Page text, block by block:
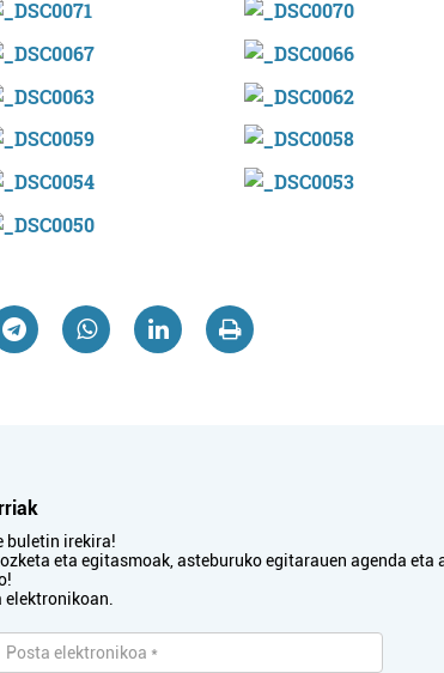
buletin irekira!
eta egitasmoak, asteburuko egitarauen agenda eta
elektronikoan.